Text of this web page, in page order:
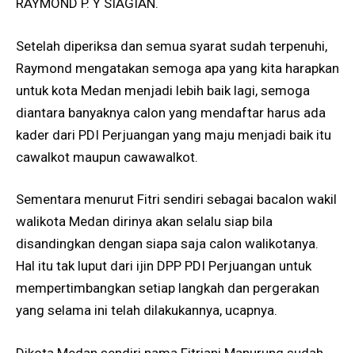
RAYMOND P. Y SIAGIAN.
Setelah diperiksa dan semua syarat sudah terpenuhi,
Raymond mengatakan semoga apa yang kita harapkan
untuk kota Medan menjadi lebih baik lagi, semoga
diantara banyaknya calon yang mendaftar harus ada
kader dari PDI Perjuangan yang maju menjadi baik itu
cawalkot maupun cawawalkot.
Sementara menurut Fitri sendiri sebagai bacalon wakil
walikota Medan dirinya akan selalu siap bila
disandingkan dengan siapa saja calon walikotanya.
Hal itu tak luput dari ijin DPP PDI Perjuangan untuk
mempertimbangkan setiap langkah dan pergerakan
yang selama ini telah dilakukannya, ucapnya.